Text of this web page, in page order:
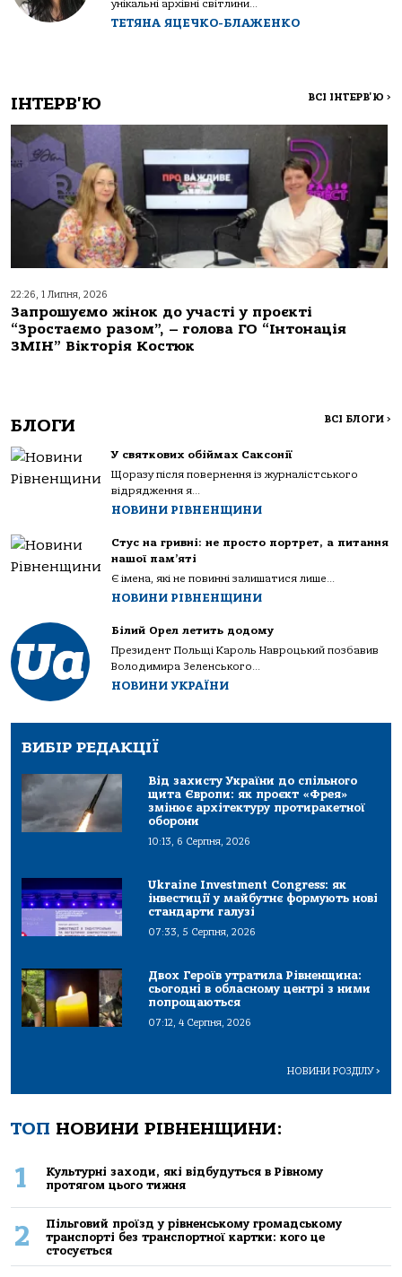
унікальні архівні світлини...
ТЕТЯНА ЯЦЕЧКО-БЛАЖЕНКО
ІНТЕРВ'Ю ВСІ ІНТЕРВ'Ю >
22:26, 1 Липня, 2026
Запрошуємо жінок до участі у проєкті
“Зростаємо разом”, – голова ГО “Інтонація
ЗМІН” Вікторія Костюк
БЛОГИ ВСІ БЛОГИ >
У святкових обіймах Саксонії
Щоразу після повернення із журналістського
відрядження я...
НОВИНИ РІВНЕНЩИНИ
Стус на гривні: не просто портрет, а питання
нашої пам’яті
Є імена, які не повинні залишатися лише...
НОВИНИ РІВНЕНЩИНИ
Білий Орел летить додому
Президент Польщі Кароль Навроцький позбавив
Володимира Зеленського...
НОВИНИ УКРАЇНИ
ВИБІР РЕДАКЦІЇ
Від захисту України до спільного
щита Європи: як проєкт «Фрея»
змінює архітектуру протиракетної
оборони
10:13, 6 Серпня, 2026
Ukraine Investment Congress: як
інвестиції у майбутнє формують нові
стандарти галузі
07:33, 5 Серпня, 2026
Двох Героїв утратила Рівненщина:
сьогодні в обласному центрі з ними
попрощаються
07:12, 4 Серпня, 2026
НОВИНИ РОЗДІЛУ>
ТОП НОВИНИ РІВНЕНЩИНИ:
1
Культурні заходи, які відбудуться в Рівному
протягом цього тижня
2
Пільговий проїзд у рівненському громадському
транспорті без транспортної картки: кого це
стосується